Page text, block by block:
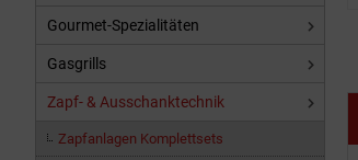
Gourmet-Spezialitäten
Gasgrills
Zapf- & Ausschanktechnik
Zapfanlagen Komplettsets